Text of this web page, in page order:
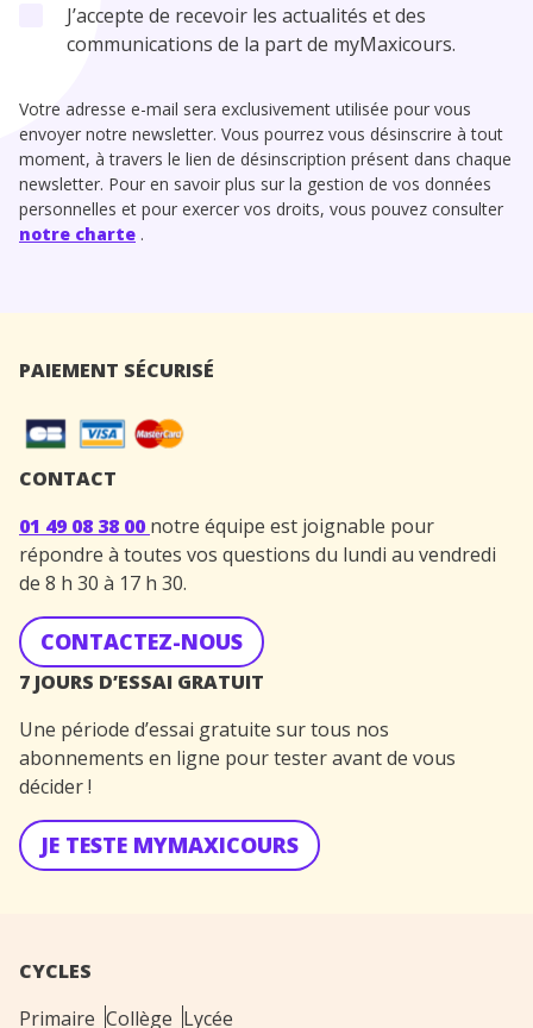
J’accepte de recevoir les actualités et des
communications de la part de myMaxicours.
Votre adresse e-mail sera exclusivement utilisée pour vous
envoyer notre newsletter. Vous pourrez vous désinscrire à tout
moment, à travers le lien de désinscription présent dans chaque
newsletter. Pour en savoir plus sur la gestion de vos données
personnelles et pour exercer vos droits, vous pouvez consulter
notre charte .
PAIEMENT SÉCURISÉ
CONTACT
01 49 08 38 00 notre équipe est joignable pour
répondre à toutes vos questions du lundi au vendredi
de 8 h 30 à 17 h 30.
CONTACTEZ-NOUS
7 JOURS D’ESSAI GRATUIT
Une période d’essai gratuite sur tous nos
abonnements en ligne pour tester avant de vous
décider !
JE TESTE MYMAXICOURS
CYCLES
Primaire Collège Lycée